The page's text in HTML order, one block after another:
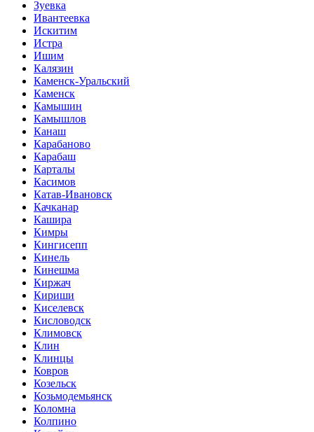
Зуевка
Ивантеевка
Искитим
Истра
Ишим
Калязин
Каменск-Уральский
Каменск
Камышин
Камышлов
Канаш
Карабаново
Карабаш
Карталы
Касимов
Катав-Ивановск
Качканар
Кашира
Кимры
Кингисепп
Кинель
Кинешма
Киржач
Кириши
Киселевск
Кисловодск
Климовск
Клин
Клинцы
Ковров
Козельск
Козьмодемьянск
Коломна
Колпино